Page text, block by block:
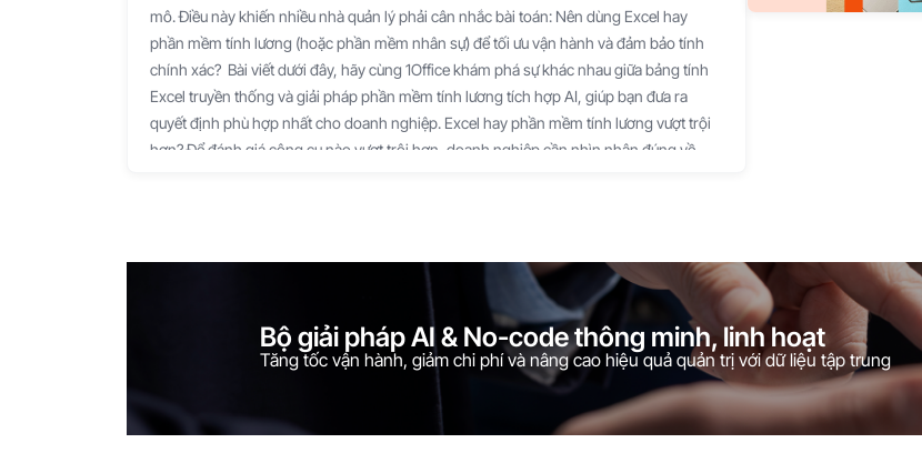
mô. Điều này khiến nhiều nhà quản lý phải cân nhắc bài toán: Nên dùng Excel hay
phần mềm tính lương (hoặc phần mềm nhân sự) để tối ưu vận hành và đảm bảo tính
chính xác? Bài viết dưới đây, hãy cùng 1Office khám phá sự khác nhau giữa bảng tính
Excel truyền thống và giải pháp phần mềm tính lương tích hợp AI, giúp bạn đưa ra
quyết định phù hợp nhất cho doanh nghiệp. Excel hay phần mềm tính lương vượt trội
hơn? Để đánh giá công cụ nào vượt trội hơn, doanh nghiệp cần nhìn nhận đúng về
sánh chi tiết trên các tiêu chí quan trọng: Tiêu chí so sánh Tính lương bằng Excel Phần
mềm tính lương (AI/Cloud) Công cụ vượt trội Chi phí ban đầu Miễn phí (đã có sẵn trong
bộ Office), không mất phí bản quyền hàng tháng. Trả phí theo dạng thuê bao (SaaS)
dựa trên số lượng nhân sự/tháng. Excel (Tối ưu ngắn hạn) Tốc độ & Tự động hóa Chậm
(Mất 2 - 5 ngày/kỳ lương). Phải copy-paste dữ liệu chấm công, đơn phép thủ công.
Nhanh (Mất 15
Bộ giải pháp AI & No-code thông minh, linh hoạt
Tăng tốc vận hành, giảm chi phí và nâng cao hiệu quả quản trị với dữ liệu tập trung